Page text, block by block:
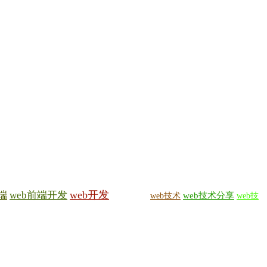
web前端开发 web开发 web技术 web技术分享 web技